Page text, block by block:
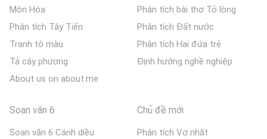
Môn Hóa
Phân tích Tây Tiến
Tranh tô màu
Tả cây phượng
About us on about.me
Phân tích bài thơ Tỏ lòng
Phân tích Đất nước
Phân tích Hai đứa trẻ
Định hướng nghề nghiệp
Soạn văn 6
Soạn văn 6 Cánh diều
Chủ đề mới
Phân tích Vợ nhặt